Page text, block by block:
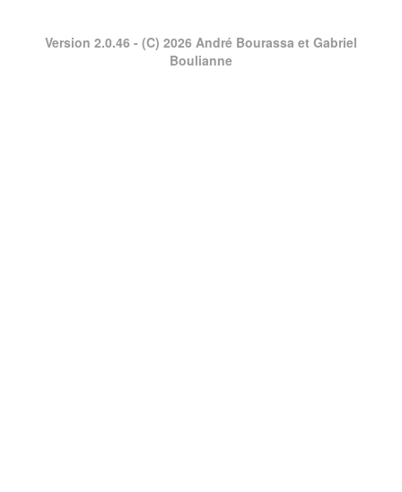
Version 2.0.46 - (C) 2026 André Bourassa et Gabriel
Boulianne